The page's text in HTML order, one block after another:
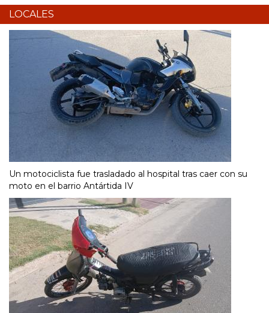
LOCALES
Un motociclista fue trasladado al hospital tras caer con su
moto en el barrio Antártida IV